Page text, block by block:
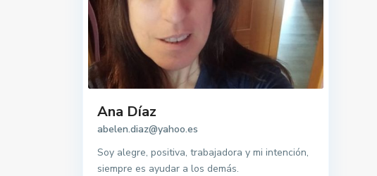
Ana Díaz
abelen.diaz@yahoo.es
Soy alegre, positiva, trabajadora y mi intención,
siempre es ayudar a los demás.